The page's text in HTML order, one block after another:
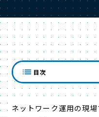
ネットワーク現
ネットワーク運用の現
目次